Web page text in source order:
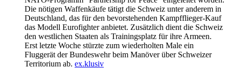
Die nötigen Waffenkäufe tätigt die Schweiz unter anderem in
Deutschland, das für den bevorstehenden Kampfflieger-Kauf
das Modell Eurofighter anbietet. Zusätzlich dient die Schweiz
den westlichen Staaten als Trainingsplatz für ihre Armeen.
Erst letzte Woche stürzte zum wiederholten Male ein
Fluggerät der Bundeswehr beim Manöver über Schweizer
Territorium ab. ex.klusiv